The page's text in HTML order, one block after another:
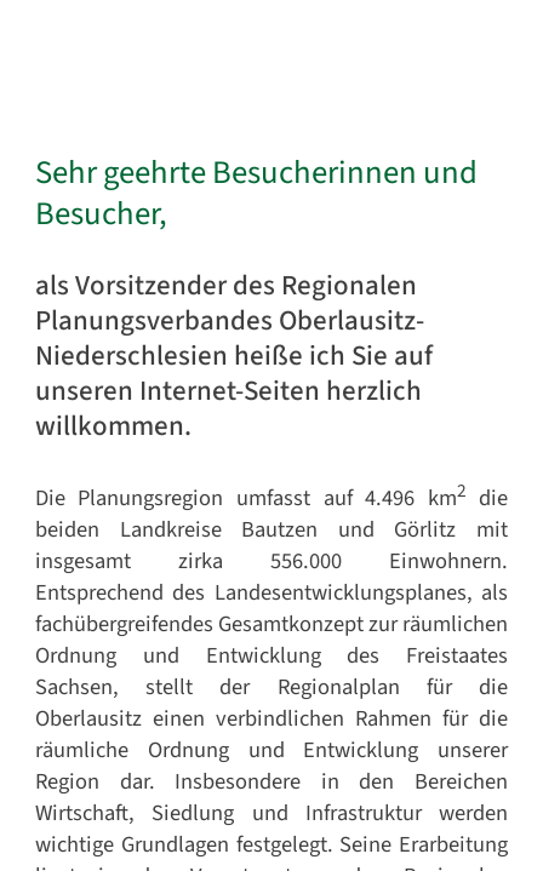
Sehr geehrte Besucherinnen und
Besucher,
als Vorsitzender des Regionalen
Planungsverbandes Oberlausitz-
Niederschlesien heiße ich Sie auf
unseren Internet-Seiten herzlich
willkommen.
Die Planungsregion umfasst auf 4.496 km2 die
beiden Landkreise Bautzen und Görlitz mit
insgesamt zirka 556.000 Einwohnern.
Entsprechend des Landesentwicklungsplanes, als
fachübergreifendes Gesamtkonzept zur räumlichen
Ordnung und Entwicklung des Freistaates
Sachsen, stellt der Regionalplan für die
Oberlausitz einen verbindlichen Rahmen für die
räumliche Ordnung und Entwicklung unserer
Region dar. Insbesondere in den Bereichen
Wirtschaft, Siedlung und Infrastruktur werden
wichtige Grundlagen festgelegt. Seine Erarbeitung